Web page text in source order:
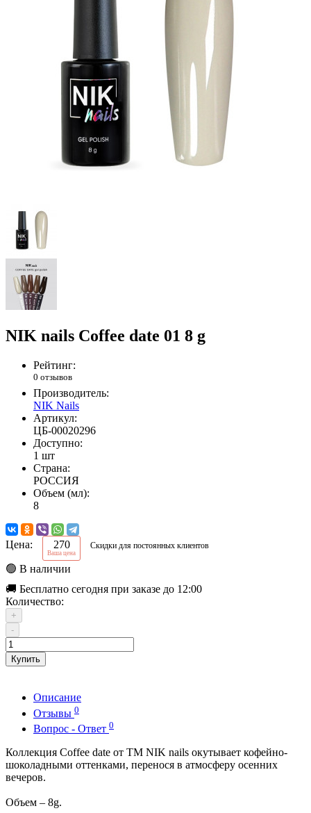
NIK nails Coffee date 01 8 g
Рейтинг:
0 отзывов
Производитель:
NIK Nails
Артикул:
ЦБ-00020296
Доступно:
1 шт
Страна:
РОССИЯ
Объем (мл):
8
Цена: 270
Ваша цена
Скидки для постоянных клиентов
🟢 В наличии
🚚 Бесплатно сегодня при заказе до 12:00
Количество:
+
-
Купить
Описание
Отзывы 0
Вопрос - Ответ 0
Коллекция Coffee date от ТМ NIK nails окутывает кофейно-
шоколадными оттенками, перенося в атмосферу осенних
вечеров.
Объем – 8g.